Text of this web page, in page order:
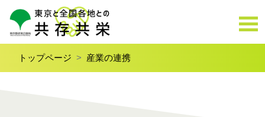
トップページ 産業の連携